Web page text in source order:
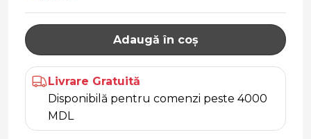
Adaugă în coș
Livrare Gratuită
Disponibilă pentru comenzi peste 4000
MDL